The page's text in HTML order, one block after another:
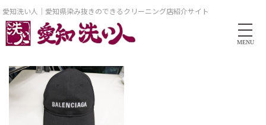
愛知洗い人｜愛知県染み抜きのできるクリーニング店紹介サイト
MENU